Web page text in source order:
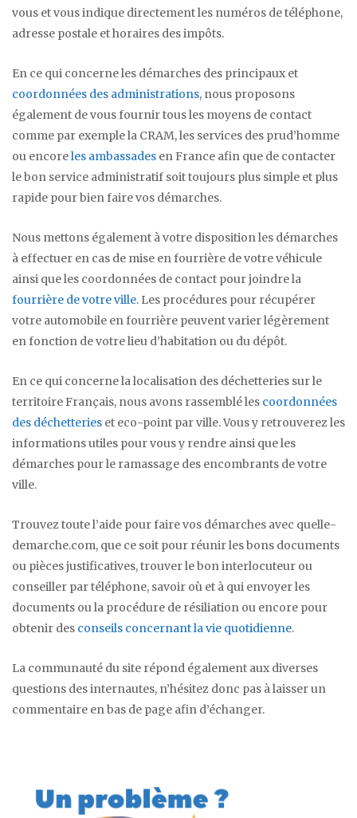
vous et vous indique directement les numéros de téléphone,
adresse postale et horaires des impôts.
En ce qui concerne les démarches des principaux et
coordonnées des administrations, nous proposons
également de vous fournir tous les moyens de contact
comme par exemple la CRAM, les services des prud’homme
ou encoreles ambassades en France afin que de contacter
le bon service administratif soit toujours plus simple et plus
rapide pour bien faire vos démarches.
Nous mettons également à votre disposition les démarches
à effectuer en cas de mise en fourrière de votre véhicule
ainsi que les coordonnées de contact pour joindre la
fourrière de votre ville. Les procédures pour récupérer
votre automobile en fourrière peuvent varier légèrement
en fonction de votre lieu d’habitation ou du dépôt.
En ce qui concerne la localisation des déchetteries sur le
territoire Français, nous avons rassemblé les coordonnées
des déchetteries et eco-point par ville. Vous y retrouverez les
informations utiles pour vous y rendre ainsi que les
démarches pour le ramassage des encombrants de votre
ville.
Trouvez toute l’aide pour faire vos démarches avec quelle-
demarche.com, que ce soit pour réunir les bons documents
ou pièces justificatives, trouver le bon interlocuteur ou
conseiller par téléphone, savoir où et à qui envoyer les
documents ou la procédure de résiliation ou encore pour
obtenir des conseils concernant la vie quotidienne.
La communauté du site répond également aux diverses
questions des internautes, n’hésitez donc pas à laisser un
commentaire en bas de page afin d’échanger.